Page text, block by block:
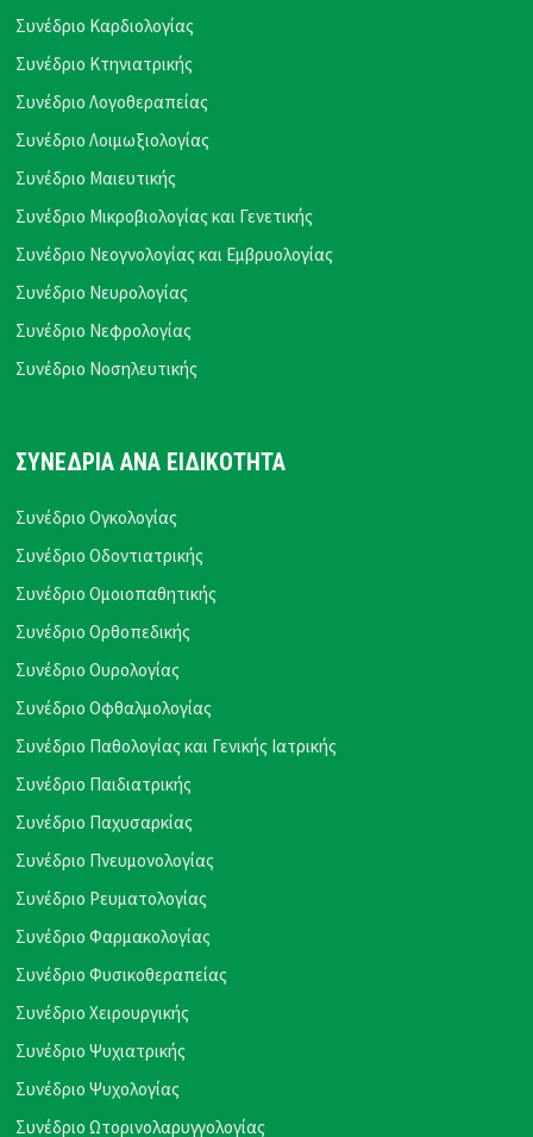
Συνέδριο Καρδιολογίας
Συνέδριο Κτηνιατρικής
Συνέδριο Λογοθεραπείας
Συνέδριο Λοιμωξιολογίας
Συνέδριο Μαιευτικής
Συνέδριο Μικροβιολογίας και Γενετικής
Συνέδριο Νεογνολογίας και Εμβρυολογίας
Συνέδριο Νευρολογίας
Συνέδριο Νεφρολογίας
Συνέδριο Νοσηλευτικής
ΣΥΝΕΔΡΙΑ ΑΝΑ ΕΙΔΙΚΟΤΗΤΑ
Συνέδριο Ογκολογίας
Συνέδριο Οδοντιατρικής
Συνέδριο Ομοιοπαθητικής
Συνέδριο Ορθοπεδικής
Συνέδριο Ουρολογίας
Συνέδριο Οφθαλμολογίας
Συνέδριο Παθολογίας και Γενικής Ιατρικής
Συνέδριο Παιδιατρικής
Συνέδριο Παχυσαρκίας
Συνέδριο Πνευμονολογίας
Συνέδριο Ρευματολογίας
Συνέδριο Φαρμακολογίας
Συνέδριο Φυσικοθεραπείας
Συνέδριο Χειρουργικής
Συνέδριο Ψυχιατρικής
Συνέδριο Ψυχολογίας
Συνέδριο Ωτορινολαρυγγολογίας